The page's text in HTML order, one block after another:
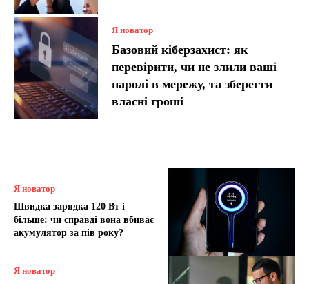
Я новатор
Базовий кіберзахист: як
перевірити, чи не злили ваші
паролі в мережу, та зберегти
власні гроші
Я новатор
Швидка зарядка 120 Вт і
більше: чи справді вона вбиває
акумулятор за пів року?
Я новатор